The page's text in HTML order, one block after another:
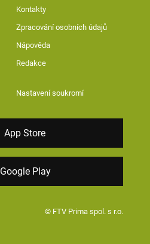
Kontakty
Zpracování osobních údajů
Nápověda
Redakce
Nastavení soukromí
App Store
Google Play
© FTV Prima spol. s r.o.